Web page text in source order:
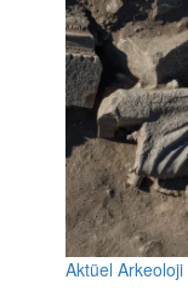
Aktüel Arkeoloji